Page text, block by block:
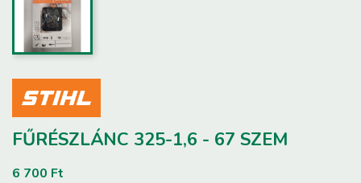
FŰRÉSZLÁNC 325-1,6 - 67 SZEM
6 700 Ft